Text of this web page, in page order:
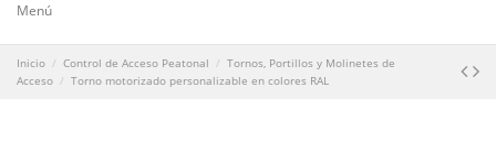
Menú
Inicio Control de Acceso Peatonal
Tornos, Portillos y Molinetes de
Acceso
Torno motorizado personalizable en colores RAL